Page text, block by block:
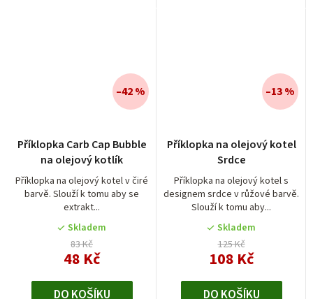
Příklopka Carb Cap Bubble
na olejový kotlík
Příklopka na olejový kotel v čiré
barvě. Slouží k tomu aby se
extrakt...
Skladem
83 Kč
48 Kč
–42 %
DO KOŠÍKU
Příklopka na olejový kotel
Srdce
Příklopka na olejový kotel s
designem srdce v růžové barvě.
Slouží k tomu aby...
Skladem
125 Kč
108 Kč
–13 %
DO KOŠÍKU